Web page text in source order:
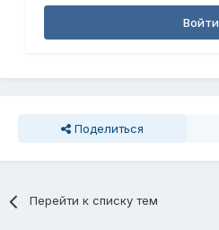
Войти
Поделиться
Перейти к списку тем